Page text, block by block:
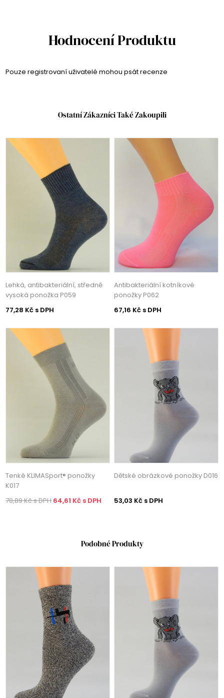
Hodnocení Produktu
Pouze registrovaní uživatelé mohou psát recenze
Ostatní Zákazníci Také Zakoupili
Lehká, antibakteriální, středně
vysoká ponožka P059
77,28 Kč s DPH
Antibakteriální kotníkové
ponožky P062
67,16 Kč s DPH
Tenké KLIMASport® ponožky
K017
78,89 Kč s DPH 64,61 Kč s DPH
Dětské obrázkové ponožky D016
53,03 Kč s DPH
Podobné Produkty